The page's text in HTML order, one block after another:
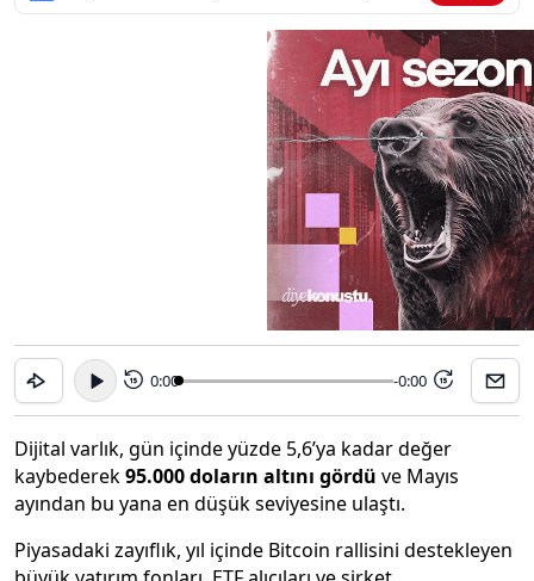
15 0:00 -0:00 15
Dijital varlık, gün içinde yüzde 5,6’ya kadar değer
kaybederek95.000 doların altını gördü ve Mayıs
ayından bu yana en düşük seviyesine ulaştı.
Piyasadaki zayıflık, yıl içinde Bitcoin rallisini destekleyen